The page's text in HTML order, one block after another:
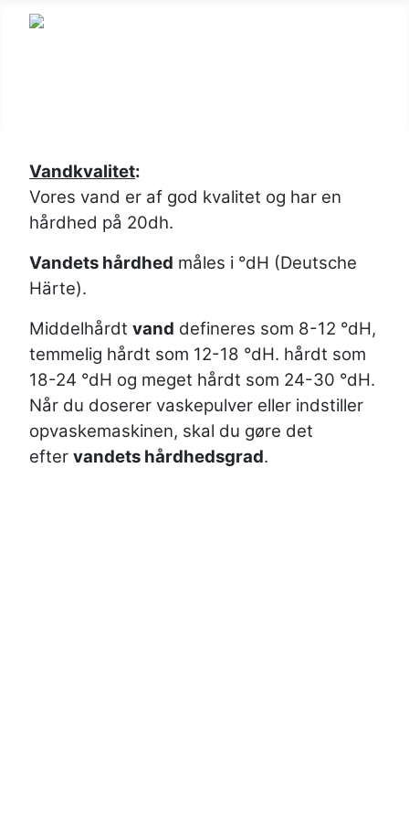
Vandkvalitet:
Vores vand er af god kvalitet og har en
hårdhed på 20dh.
Vandets hårdhed måles i °dH (Deutsche
Härte).
Middelhårdt vand defineres som 8-12 °dH,
temmelig hårdt som 12-18 °dH. hårdt som
18-24 °dH og meget hårdt som 24-30 °dH.
Når du doserer vaskepulver eller indstiller
opvaskemaskinen, skal du gøre det
efter vandets hårdhedsgrad.